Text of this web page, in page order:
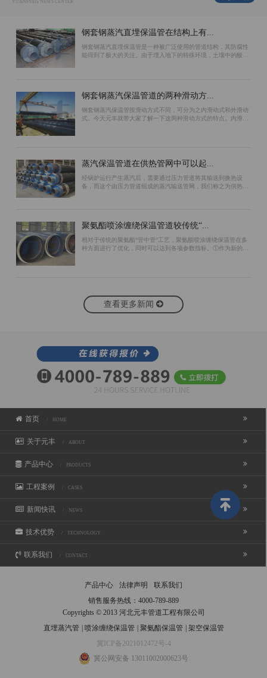
YUANFNEG NEWS CENTER
钢套钢蒸汽直埋保温管在结构上有...
钢套钢蒸汽直埋保温管是一种被广泛使用的管道结构，其防腐性
能得到了极大的关注。由于埋入地下的特殊环境，土壤中的酸碱
钢套钢蒸汽保温管道的两种滑动方...
钢套钢蒸汽保温管按滑动方式不同，可分为之内滑动式和外滑动
式。今天元丰就带大家了解一下这两种滑动方式的特点。内滑动
蒸汽保温管道在供热管网中可以起...
经锅炉运行产生蒸汽后，需要通过压力管道将其输送到换热设
备，而这个由压力管道组成的蒸汽输送管网，我们称之为供热管
聚氨酯喷涂缠绕保温管道较传统“...
相对于传统的聚氨酯“管中管”工艺，聚氨酯喷涂缠绕保温管在多
种方面进行了优化，同时可以达到各项参数指标。①作为新的生
查看更多新闻
首页 / HOME
关于元丰 / ABOUT
产品中心 / PRODUCTS
工程案例 / CASES
新闻快讯 / NEWS
技术优势 / TECHNOLOGY
联系我们 / CONTACT
产品中心 法律声明
联系我们
销售服务热线： 4000-789-889
Copyrights © 2013 河北元丰管道工程有限公司
直埋蒸汽管
喷涂缠绕保温管 聚氨酯保温管
架空保温管
冀ICP备2021012472号-4
冀公网安备 13011002000623号